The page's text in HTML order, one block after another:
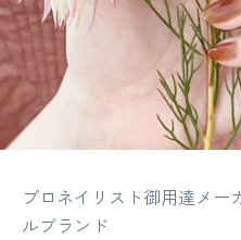
プロネイリスト御用達メー
ルブランド